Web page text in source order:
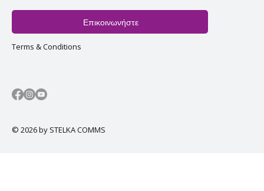
Επικοινωνήστε
Terms & Conditions
© 2026 by STELKA COMMS